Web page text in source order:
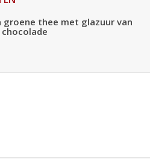
groene thee met glazuur van